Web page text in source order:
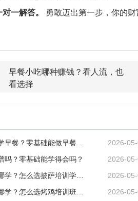
一解答。
勇敢迈出第一步，你的财
早餐小吃哪种赚钱？看人流，也
看选择
餐？零基础能做早餐吗？
2026-
吗？零基础能学得会吗？
2026-
？怎么选披萨培训学校？新
2026-
？怎么选烤鸡培训班？零基 2026-